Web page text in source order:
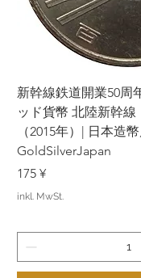
Konditionen und
Entscheidung.
Wir danken Ihnen für
und Ihre Mitarbeit.
hat für uns oberste
werden unser Bestes
angenehmes
bieten.
新幹線鉄道開業50周
ッド貨幣 北陸新幹線
（2015年）| 日本造
GoldSilverJapan
Preis
175 ¥
inkl. MwSt.